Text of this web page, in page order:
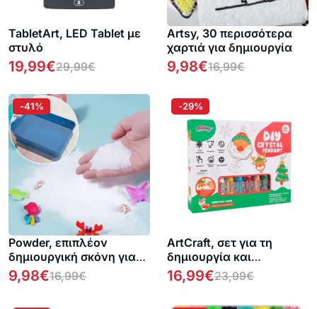
TabletArt, LED Tablet με
στυλό
19,99€29,99€
Artsy, 30 περισσότερα
χαρτιά για δημιουργία
9,98€16,99€
Powder, επιπλέον
δημιουργική σκόνη για
το σετ FairyArt (2
τεμάχια)
9,98€16,99€
-41%
ArtCraft, σετ για τη
δημιουργία και
κατασκευή κρεμαστών
16,99€23,99€
-29%